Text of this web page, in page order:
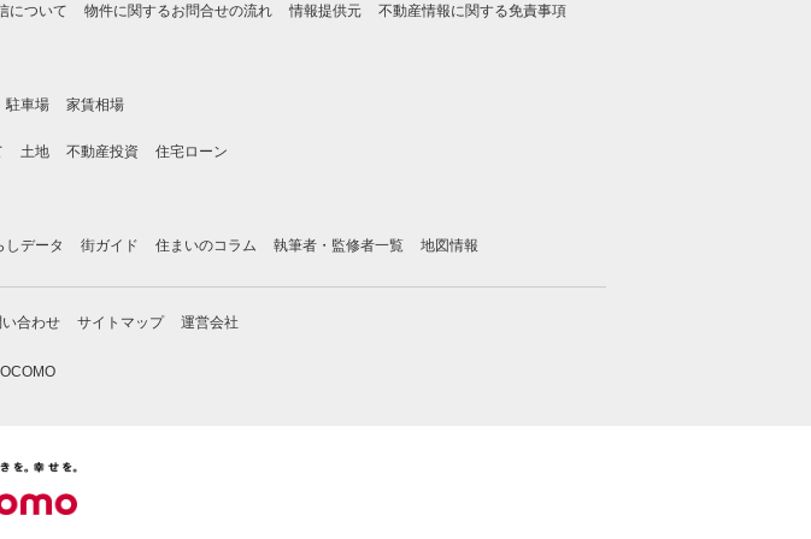
について 物件に関するお問合せの流れ 情報提供元 不動産情報に関する免責事項
駐車場 家賃相場
土地 不動産投資 住宅ローン
しデータ 街ガイド 住まいのコラム 執筆者・監修者一覧 地図情報
い合わせ サイトマップ 運営会社